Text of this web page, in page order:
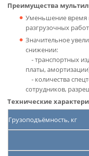
Преимущества
Уменьшение время
разгрузочных
Значительное
снижении:
- транспортных
платы,
- количества
сотрудников,
Технические
Грузоподъёмность, кг